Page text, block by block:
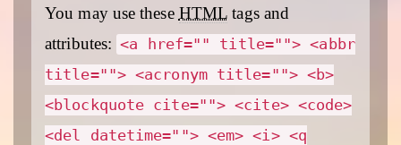
You may use these HTML tags and
attributes: <a href="" title=""> <abbr
title=""> <acronym title=""> <b>
<blockquote cite=""> <cite> <code>
<del datetime=""> <em> <i> <q